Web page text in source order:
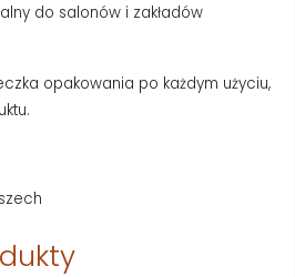
do salonów i zakładów
opakowania po każdym użyciu,